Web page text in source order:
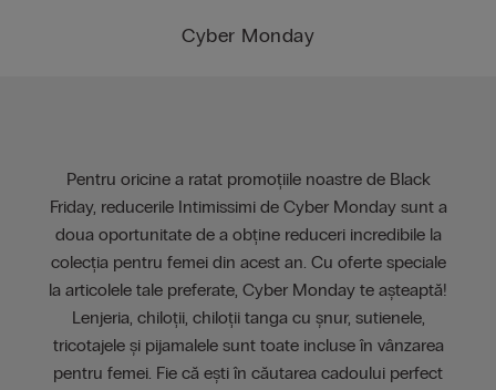
Cyber Monday
Pentru oricine a ratat promoțiile noastre de Black
Friday, reducerile Intimissimi de Cyber Monday sunt a
doua oportunitate de a obține reduceri incredibile la
colecția pentru femei din acest an. Cu oferte speciale
la articolele tale preferate, Cyber Monday te așteaptă!
Lenjeria, chiloții, chiloții tanga cu șnur, sutienele,
tricotajele și pijamalele sunt toate incluse în vânzarea
pentru femei. Fie că ești în căutarea cadoului perfect